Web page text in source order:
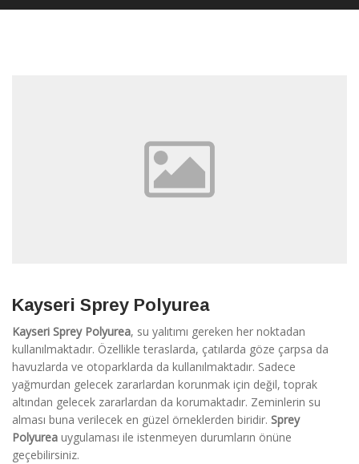
Kayseri Sprey Polyurea
Kayseri Sprey Polyurea, su yalıtımı gereken her noktadan
kullanılmaktadır. Özellikle teraslarda, çatılarda göze çarpsa da
havuzlarda ve otoparklarda da kullanılmaktadır. Sadece
yağmurdan gelecek zararlardan korunmak için değil, toprak
altından gelecek zararlardan da korumaktadır. Zeminlerin su
alması buna verilecek en güzel örneklerden biridir. Sprey
Polyurea uygulaması ile istenmeyen durumların önüne
geçebilirsiniz.